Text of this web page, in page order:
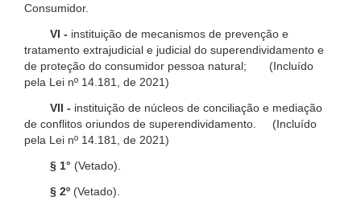
Consumidor.
VI - instituição de mecanismos de prevenção e
tratamento extrajudicial e judicial do superendividamento e
de proteção do consumidor pessoa natural; (Incluído
pela Lei nº 14.181, de 2021)
VII - instituição de núcleos de conciliação e mediação
de conflitos oriundos de superendividamento. (Incluído
pela Lei nº 14.181, de 2021)
§ 1° (Vetado).
§ 2º (Vetado).